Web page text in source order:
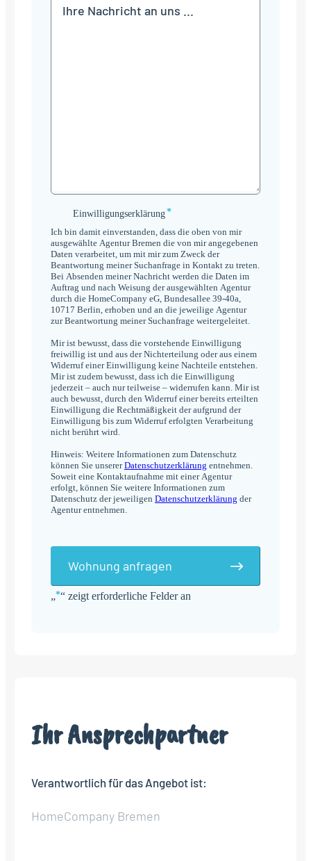
„*“ zeigt erforderliche Felder an
Einwilligungserklärung
Einwilligungserklärung*
Ich bin damit einverstanden, dass die oben von mir
ausgewählte Agentur Bremen die von mir angegebenen
Daten verarbeitet, um mit mir zum Zweck der
Beantwortung meiner Suchanfrage in Kontakt zu treten.
Bei Absenden meiner Nachricht werden die Daten im
Auftrag und nach Weisung der ausgewählten Agentur
durch die HomeCompany eG, Bundesallee 39-40a,
10717 Berlin, erhoben und an die jeweilige Agentur
zur Beantwortung meiner Suchanfrage weitergeleitet.
Mir ist bewusst, dass die vorstehende Einwilligung
freiwillig ist und aus der Nichterteilung oder aus einem
Widerruf einer Einwilligung keine Nachteile entstehen.
Mir ist zudem bewusst, dass ich die Einwilligung
jederzeit – auch nur teilweise – widerrufen kann. Mir ist
auch bewusst, durch den Widerruf einer bereits erteilten
Einwilligung die Rechtmäßigkeit der aufgrund der
Einwilligung bis zum Widerruf erfolgten Verarbeitung
nicht berührt wird.
Hinweis: Weitere Informationen zum Datenschutz
können Sie unsererDatenschutzerklärung entnehmen.
Soweit eine Kontaktaufnahme mit einer Agentur
erfolgt, können Sie weitere Informationen zum
Datenschutz der jeweiligen Datenschutzerklärung der
Agentur entnehmen.
Wohnung anfragen
Ihr Ansprechpartner
Verantwortlich für das Angebot ist:
HomeCompany Bremen